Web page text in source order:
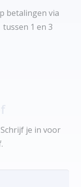
betalingen via
1 en 3
je in voor